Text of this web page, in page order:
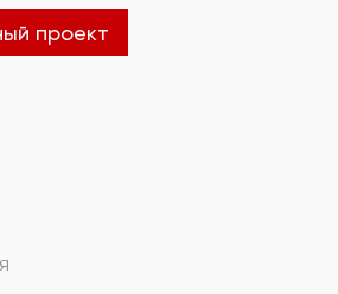
проект